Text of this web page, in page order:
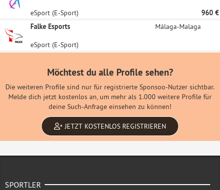
eSport (E-Sport)
960 €
Falke Esports
Málaga-Malaga
eSport (E-Sport)
Möchtest du alle Profile sehen?
Die weiteren Profile sind nur für registrierte Sponsoo-Nutzer sichtbar.
Melde dich jetzt kostenlos an, um mehr als 1.000 weitere Profile für
deine Such-Anfrage einsehen zu können!
JETZT KOSTENLOS REGISTRIEREN
SPORTLER